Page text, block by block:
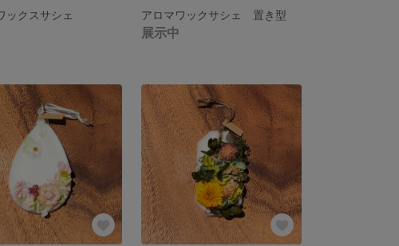
ックスサシェ アロマワックサシェ 置き型
展示中